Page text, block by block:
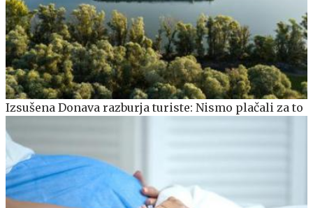
Izsušena Donava razburja turiste: Nismo plačali za to